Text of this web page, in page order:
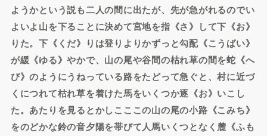
ようかという説も二人の間に出たが、先が急がれるのでい
よいよ山を下ることに決めて宮地を指《さ》して下《お》
りた。下《くだ》りは登りよりかずっと勾配《こうばい》
が緩《ゆる》やかで、山の尾や谷間の枯れ草の間を蛇《へ
び》のようにうねっている路をたどって急ぐと、村に近づ
くにつれて枯れ草を着けた馬をいくつか逐《お》いこし
た。あたりを見るとかしこここの山の尾の小路《こみち》
をのどかな鈴の音夕陽を帯びて人馬いくつとなく麓《ふも